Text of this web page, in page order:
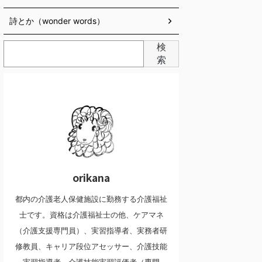
詩とか（wonder words）
検
索
orikana
都内の介護老人保健施設に勤務する介護福祉
士です。資格は介護福祉士の他、ケアマネ
（介護支援専門員）、実習指導者、実務者研
修教員、キャリア段位アセッサー、介護技能